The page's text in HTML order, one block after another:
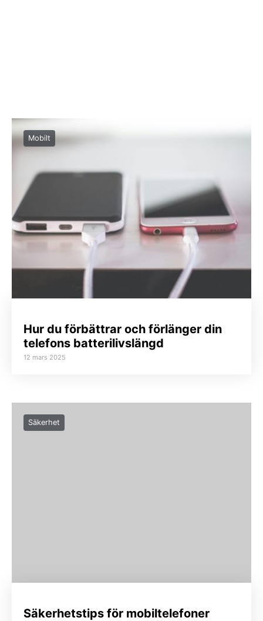
Mobilt
Hur du förbättrar och förlänger din
telefons batterilivslängd
12 mars 2025
Säkerhet
Säkerhetstips för mobiltelefoner